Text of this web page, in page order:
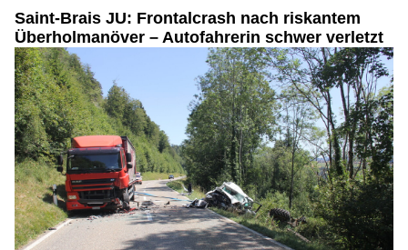
Saint-Brais JU: Frontalcrash nach riskantem
Überholmanöver – Autofahrerin schwer verletzt